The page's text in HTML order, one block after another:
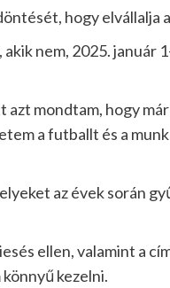
hogy elvállalja
nem, 2025. január
mondtam, hogy
a futballt és a
az évek során
ellen, valamint a
kezelni.